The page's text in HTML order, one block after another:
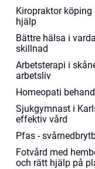
Kiropraktor köping
hjälp
Bättre hälsa i
skillnad
Arbetsterapi i
arbetsliv
Homeopati
Sjukgymnast i
effektiv vård
Pfas -
Fotvård med
och rätt hjälp på